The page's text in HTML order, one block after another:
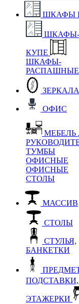
ШКАФЫ
ШКАФЫ-
КУПЕ
ШКАФЫ-
РАСПАШНЫЕ
ЗЕРКАЛА
ОФИС
МЕБЕЛЬ
ТУМБЫ
ОФИСНЫЕ
ОФИСНЫЕ
СТОЛЫ
МАССИВ
СТОЛЫ
СТУЛЬЯ,
БАНКЕТКИ
ЭТАЖЕРКИ